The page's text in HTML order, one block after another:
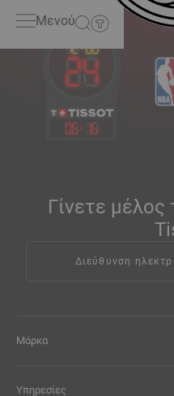
Μενού
06: 16
Γίνετε μέλος
Διεύθυνση
Μάρκα
Υπηρεσίες